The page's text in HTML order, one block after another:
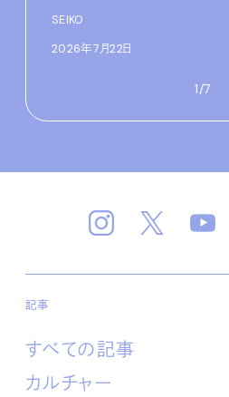
SEIKO
2026年7月22日
1/7
記事
すべての記事
カルチャー